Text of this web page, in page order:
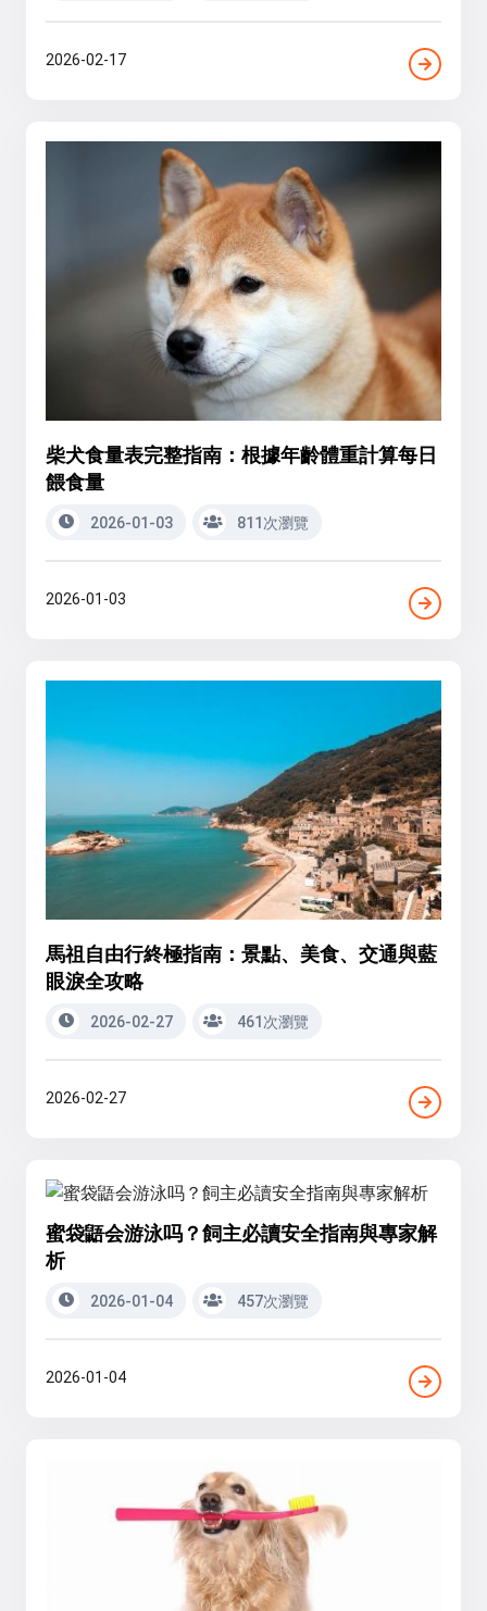
2026-02-17
柴犬食量表完整指南：根據年齡體重計算每日
餵食量
2026-01-03 811次瀏覽
2026-01-03
馬祖自由行終極指南：景點、美食、交通與藍
眼淚全攻略
2026-02-27 461次瀏覽
2026-02-27
蜜袋鼯会游泳吗？飼主必讀安全指南與專家解
析
2026-01-04 457次瀏覽
2026-01-04